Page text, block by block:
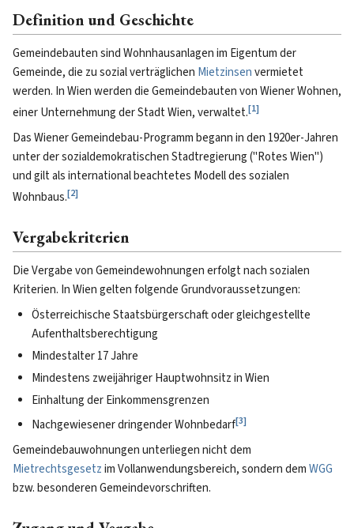
Definition und Geschichte
Gemeindebauten sind Wohnhausanlagen im Eigentum der
Gemeinde, die zu sozial verträglichen Mietzinsenvermietet
werden. In Wien werden die Gemeindebauten von Wiener Wohnen,
einer Unternehmung der Stadt Wien, verwaltet.[1]
Das Wiener Gemeindebau-Programm begann in den 1920er-Jahren
unter der sozialdemokratischen Stadtregierung ("Rotes Wien")
und gilt als international beachtetes Modell des sozialen
Wohnbaus.[2]
Vergabekriterien
Die Vergabe von Gemeindewohnungen erfolgt nach sozialen
Kriterien. In Wien gelten folgende Grundvoraussetzungen:
Österreichische Staatsbürgerschaft oder gleichgestellte
Aufenthaltsberechtigung
Mindestalter 17 Jahre
Mindestens zweijähriger Hauptwohnsitz in Wien
Einhaltung der Einkommensgrenzen
Nachgewiesener dringender Wohnbedarf[3]
Gemeindebauwohnungen unterliegen nicht dem
Mietrechtsgesetzim Vollanwendungsbereich, sondern demWGG
bzw. besonderen Gemeindevorschriften.